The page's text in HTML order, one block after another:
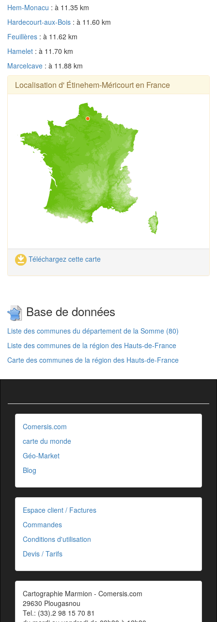
Hem-Monacu : à 11.35 km
Hardecourt-aux-Bois : à 11.60 km
Feuillères : à 11.62 km
Hamelet : à 11.70 km
Marcelcave : à 11.88 km
Localisation d' Étinehem-Méricourt en France
Téléchargez cette carte
Base de données
Liste des communes du département de la Somme (80)
Liste des communes de la région des Hauts-de-France
Carte des communes de la région des Hauts-de-France
Comersis.com
carte du monde
Géo-Market
Blog
Espace client / Factures
Commandes
Conditions d'utilisation
Devis / Tarifs
Cartographie Marmion - Comersis.com
29630 Plougasnou
Tel.: (33).2 98 15 70 81